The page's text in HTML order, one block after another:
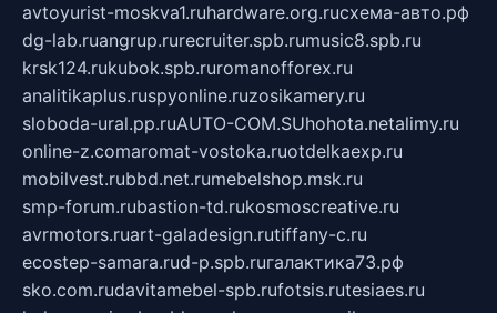
avtoyurist-moskva1.ruhardware.org.ruсхема-авто.рф
dg-lab.ruangrup.rurecruiter.spb.rumusic8.spb.ru
krsk124.rukubok.spb.ruromanofforex.ru
analitikaplus.ruspyonline.ruzosikamery.ru
sloboda-ural.pp.ruAUTO-COM.SUhohota.netalimy.ru
online-z.comaromat-vostoka.ruotdelkaexp.ru
mobilvest.rubbd.net.rumebelshop.msk.ru
smp-forum.rubastion-td.rukosmoscreative.ru
avrmotors.ruart-galadesign.rutiffany-c.ru
ecostep-samara.rud-p.spb.ruгалактика73.рф
sko.com.rudavitamebel-spb.rufotsis.rutesiaes.ru